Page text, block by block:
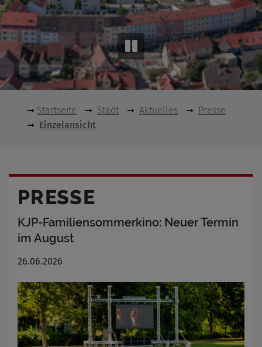
Startseite Stadt Aktuelles
Presse
Einzelansicht
PRESSE
KJP-Familiensommerkino: Neuer Termin
im August
26.06.2026